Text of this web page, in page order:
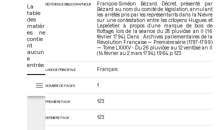
La
table
des
matièr
es ne
contie
nt
aucun
e
entrée.
s
Tome LXXXV - Du 26 pluviôse au 12 ventôse an II (14 février au 2 mars
RÉFÉRENCE BIBLIOGRAPHIQUE
François-Siméon Bézard. Décret, présenté par
Bézard au nom du comité de législation, annulant
les arrêtés pris par les représentants dans la Nièvre
sur une contestation entre les citoyens Hugues et
Lepeletier, à propos d’une marque de bois de
flottage, lors de la séance du 28 pluviôse an II (16
février 1794). Dans : Archives parlementaires de la
Révolution Française — Première série (1787-1799)
— Tome LXXXV - Du 26 pluviôse au 12 ventôse an II
(14 février au 2 mars 1794) . 1964. p. 123.
LANGUE PRINCIPALE Français
NOMBRE DE PAGES 1
PREMIÈRE PAGE 123
DERNIÈRE PAGE 123